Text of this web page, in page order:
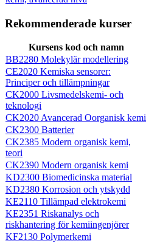
Rekommenderade kurser
Kursens kod och namn
BB2280 Molekylär modellering
CE2020 Kemiska sensorer:
Principer och tillämpningar
CK2000 Livsmedelskemi- och
teknologi
CK2020 Avancerad Oorganisk kemi
CK2300 Batterier
CK2385 Modern organisk kemi,
teori
CK2390 Modern organisk kemi
KD2300 Biomedicinska material
KD2380 Korrosion och ytskydd
KE2110 Tillämpad elektrokemi
KE2351 Riskanalys och
riskhantering för kemiingenjörer
KF2130 Polymerkemi